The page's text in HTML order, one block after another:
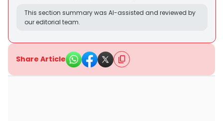
This section summary was AI-assisted and reviewed by
our editorial team.
Share Article